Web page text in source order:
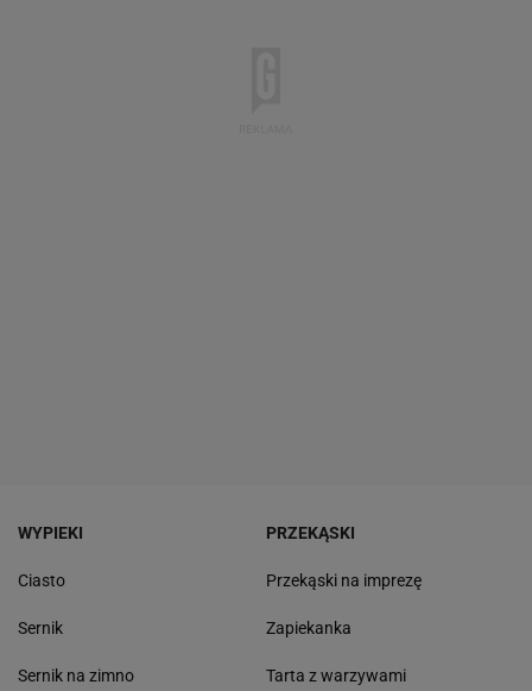
WYPIEKI
Ciasto
Sernik
Sernik na zimno
PRZEKĄSKI
Przekąski na imprezę
Zapiekanka
Tarta z warzywami